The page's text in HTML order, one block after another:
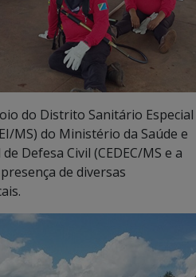
do Distrito Sanitário Especial
MS) do Ministério da Saúde e
Defesa Civil (CEDEC/MS e a
de diversas